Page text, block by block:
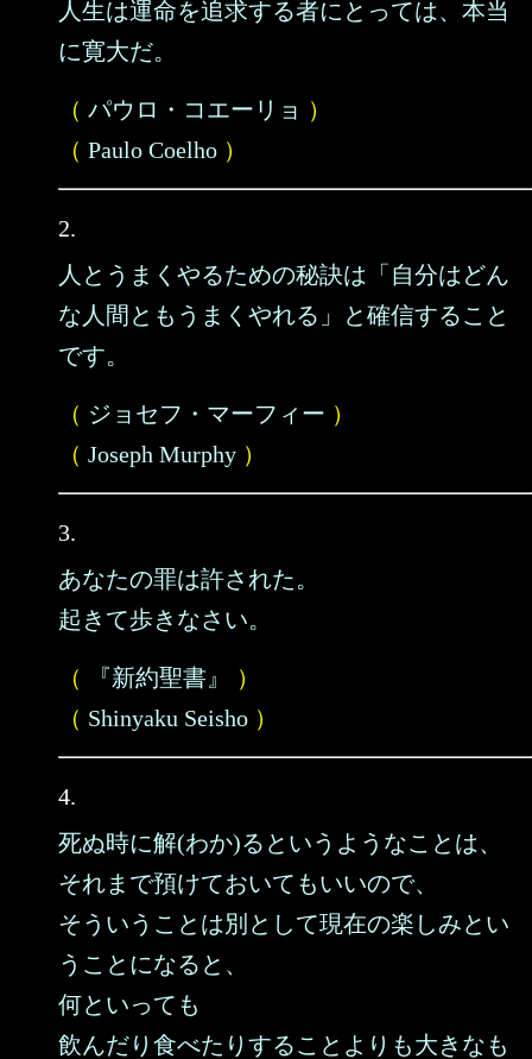
人生は運命を追求する者にとっては、本当
に寛大だ。
（ パウロ・コエーリョ ）
（ Paulo Coelho ）
2.
人とうまくやるための秘訣は「自分はどん
な人間ともうまくやれる」と確信すること
です。
（ ジョセフ・マーフィー ）
（ Joseph Murphy ）
3.
あなたの罪は許された。
起きて歩きなさい。
（ 『新約聖書』
）
（ Shinyaku Seisho ）
4.
死ぬ時に解(わか)るというようなことは、
それまで預けておいてもいいので、
そういうことは別として現在の楽しみとい
うことになると、
何といっても
飲んだり食べたりすることよりも大きなも